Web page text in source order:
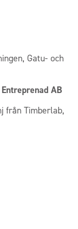
Gatu- och
AB
från Timberlab,